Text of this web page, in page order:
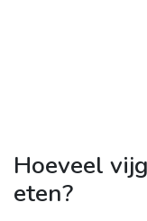
Hoeveel
eten?